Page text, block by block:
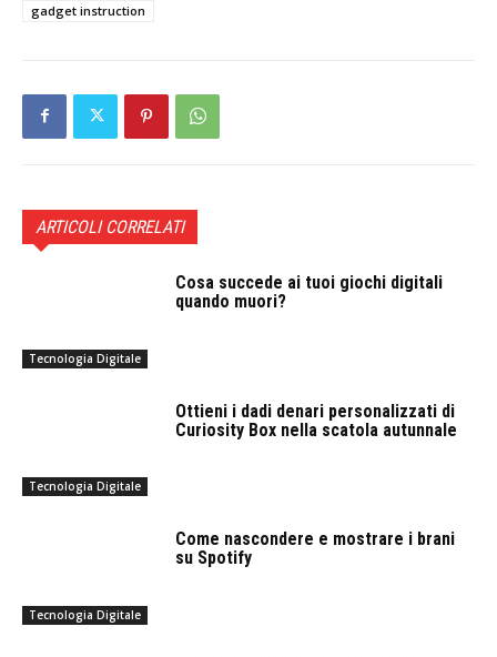
gadget instruction
ARTICOLI CORRELATI
Tecnologia Digitale
Cosa succede ai tuoi giochi digitali
quando muori?
Tecnologia Digitale
Ottieni i dadi denari personalizzati di
Curiosity Box nella scatola autunnale
Tecnologia Digitale
Come nascondere e mostrare i brani
su Spotify